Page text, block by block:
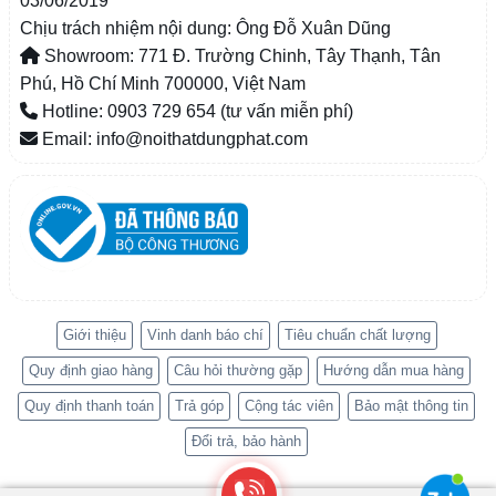
Chịu trách nhiệm nội dung: Ông Đỗ Xuân Dũng
Showroom: 771 Đ. Trường Chinh, Tây Thạnh, Tân
Phú, Hồ Chí Minh 700000, Việt Nam
Hotline: 0903 729 654 (tư vấn miễn phí)
Email: info@noithatdungphat.com
Giới thiệu Vinh danh báo chí Tiêu chuẩn chất lượng
Quy định giao hàng Câu hỏi thường gặp Hướng dẫn mua hàng
Quy định thanh toán Trả góp Cộng tác viên Bảo mật thông tin
Đổi trả, bảo hành